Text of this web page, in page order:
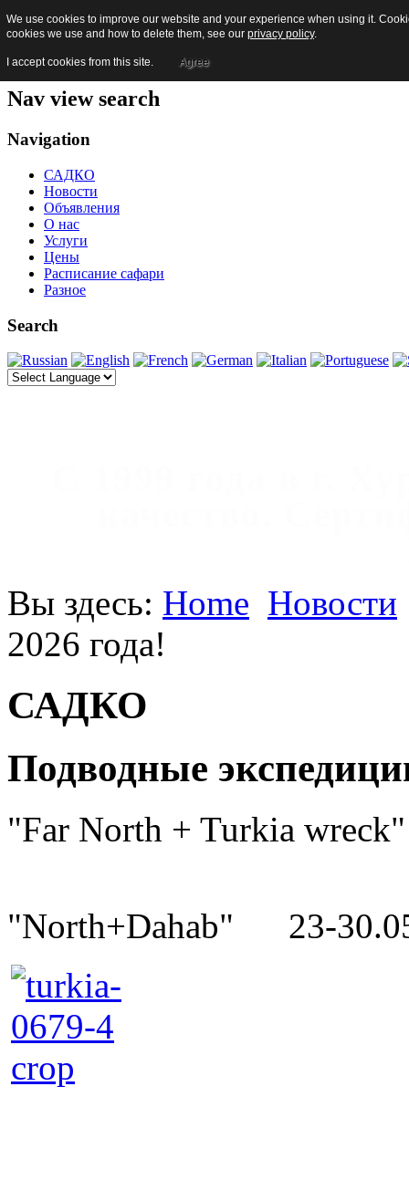
Skip to content
Jump to main navigation and login
Jump to additional information
Nav view search
Navigation
САДКО
Новости
Объявления
О нас
Услуги
Цены
Расписание сафари
Разное
Search
Вы здесь: Home Новости
2026 года!
САДКО
Подводные
"Far North + Turkia
"North+Dahab" 23-
We use cookies to improve our website and your experience when using it.
cookies we use and how to delete them, see our privacy policy.
I accept cookies from this site. Agree